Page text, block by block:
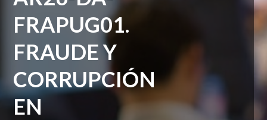
FRAPUG01.
FRAUDE Y
CORRUPCIÓN
EN